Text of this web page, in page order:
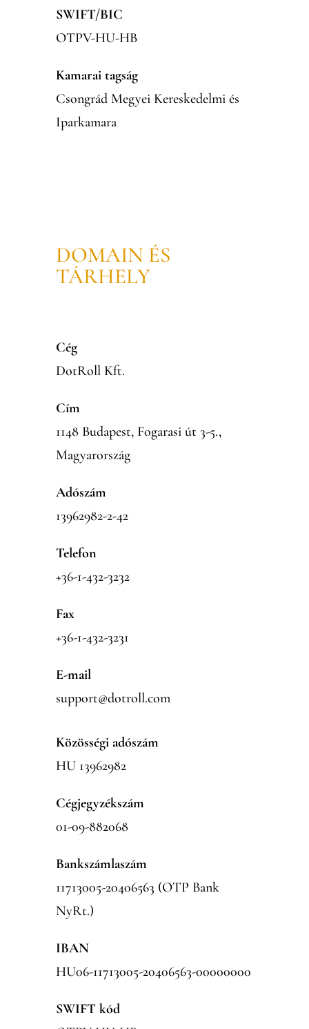
SWIFT/BIC
OTPV-HU-HB
Kamarai tagság
Csongrád Megyei Kereskedelmi és
Iparkamara
DOMAIN ÉS
TÁRHELY
Cég
DotRoll Kft.
Cím
1148 Budapest, Fogarasi út 3-5.,
Magyarország
Adószám
13962982-2-42
Telefon
+36-1-432-3232
Fax
+36-1-432-3231
E-mail
support@dotroll.com
Közösségi adószám
HU 13962982
Cégjegyzékszám
01-09-882068
Bankszámlaszám
11713005-20406563 (OTP Bank
NyRt.)
IBAN
HU06-11713005-20406563-00000000
SWIFT kód